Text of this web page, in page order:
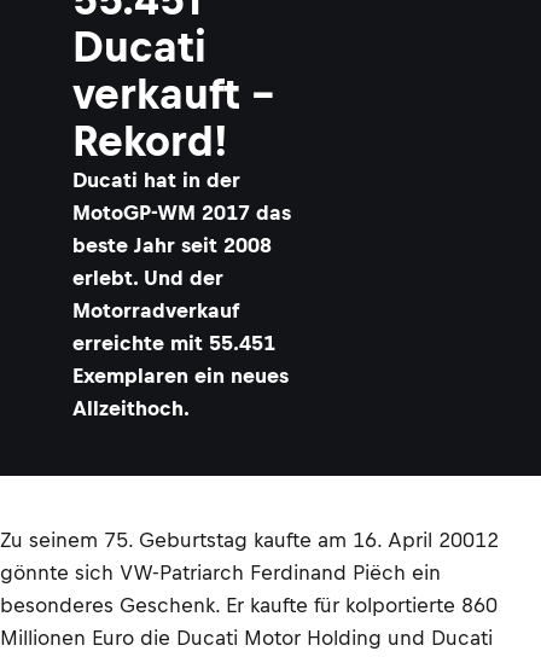
Ducati
verkauft –
Rekord!
Ducati hat in der
MotoGP-WM 2017 das
beste Jahr seit 2008
erlebt. Und der
Motorradverkauf
erreichte mit 55.451
Exemplaren ein neues
Allzeithoch.
Zu seinem 75. Geburtstag kaufte am 16. April 20012
gönnte sich VW-Patriarch Ferdinand Piëch ein
besonderes Geschenk. Er kaufte für kolportierte 860
Millionen Euro die Ducati Motor Holding und Ducati